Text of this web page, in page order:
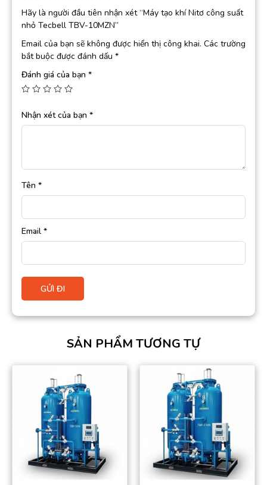
Hãy là người đầu tiên nhận xét “Máy tạo khí Nitơ công suất
nhỏ Tecbell TBV-10MZN”
Email của bạn sẽ không được hiển thị công khai. Các trường
bắt buộc được đánh dấu *
Đánh giá của bạn *
Nhận xét của bạn *
Tên *
Email *
SẢN PHẨM TƯƠNG TỰ